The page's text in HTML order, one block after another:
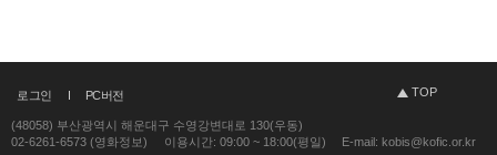
로그인 PC버전 TOP
(48058) 부산광역시 해운대구 수영강변대로 130(우동)
02-6261-6573 (영화정보)
이용시간: 09:00 ~ 18:00(평일) E-mail: kobis@kofic.or.kr